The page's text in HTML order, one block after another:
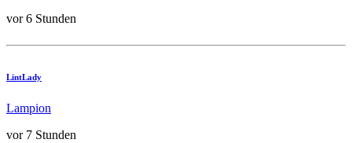
vor 6 Stunden
LintLady
Lampion
vor 7 Stunden